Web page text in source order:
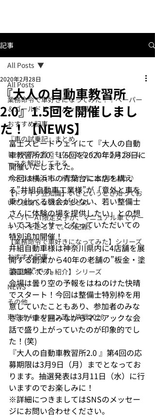
記事
All Posts
業務命令で車好きになってみた！！ペーパー
＆ゴールドドライバー奮闘記
おすすめ記事
『車の試乗記』まとめ
レース初心者でもなんとなくわかるようにレ
ースを解説してみる
カメラをもって、ドライブに出かけよう♪
【ドライブ豆知識】いざというとき知ってお
いて後悔しないネタまとめ
ペーパーAT限定女子が、マニュアル車でサー
キットを走るまで。の記録。
【業務命令で車好きになってみた】シリーズ
おすすめ記事
【箱根スポット紹介】シリーズ
NEWS
その他
東京オートサロン頂上決戦2026
All Posts
『大人の自動車教習所
2.0』1.5回を開催しまし
た！【NEWS】
2020年2月28日
富士スピードウェイにて『大人の自動
車教習所2.0』1.5回を2020年2月28日に
開催いたしました。
今回は横浜市の青葉台に本店を構え
る”井組自動車工業様”が「意外と車を
乗り比べる機会が少ない、若い整備士
さんに体験の場を提供したい」との想
いでスポンサーとなっていただいての
特別追加開催！
井組自動車様は神奈川県内に4店舗を展
開する創業から40年の老舗の”板金・塗
装工場”です。
会場は曇り空の予報をはねのけた快晴
でスタート！今回は整備士特別枠を用
意していたこともあり、参加者のみな
さまが車を囲みながらマニアックな会
話で盛り上がっていたのが印象的でし
た！(笑)
『大人の自動車教習所2.0 』第4回の応
募期限は3月9日（月）までとなってお
ります。抽選発表は3月11日（水）に行
いますのでお楽しみに！
※詳細につきましてはSNSのメッセー
ジにお問い合わせください。